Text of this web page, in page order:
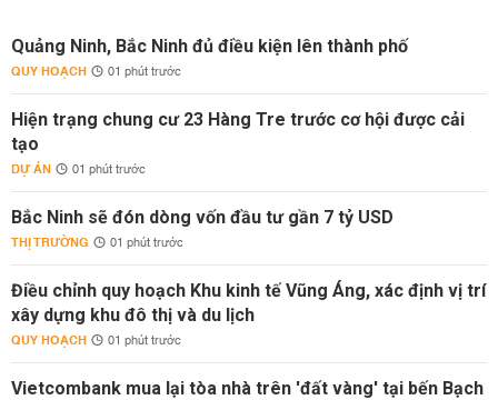
Quảng Ninh, Bắc Ninh đủ điều kiện lên thành phố
QUY HOẠCH 01 phút trước
Hiện trạng chung cư 23 Hàng Tre trước cơ hội được cải
tạo
DỰ ÁN 01 phút trước
Bắc Ninh sẽ đón dòng vốn đầu tư gần 7 tỷ USD
THỊ TRƯỜNG 01 phút trước
Điều chỉnh quy hoạch Khu kinh tế Vũng Áng, xác định vị trí
xây dựng khu đô thị và du lịch
QUY HOẠCH 01 phút trước
Vietcombank mua lại tòa nhà trên 'đất vàng' tại bến Bạch